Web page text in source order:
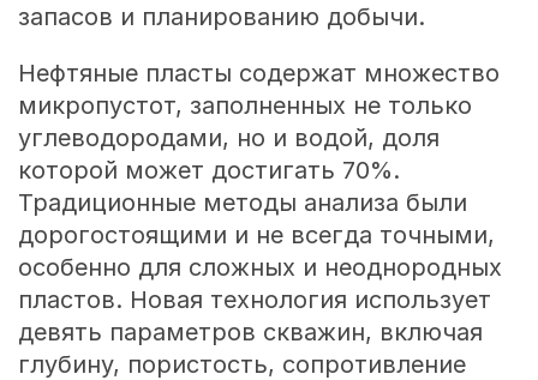
запасов и планированию добычи.
Нефтяные пласты содержат множество
микропустот, заполненных не только
углеводородами, но и водой, доля
которой может достигать 70%.
Традиционные методы анализа были
дорогостоящими и не всегда точными,
особенно для сложных и неоднородных
пластов. Новая технология использует
девять параметров скважин, включая
глубину, пористость, сопротивление